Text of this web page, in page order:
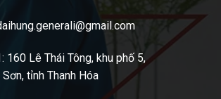
160 Lê Thái Tông, khu phố 5,
tỉnh Thanh Hóa